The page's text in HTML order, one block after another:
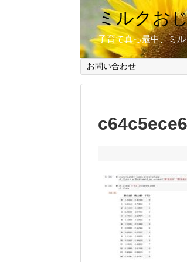
ミルクお
子育て真っ最中、ミ
お問い合わせ